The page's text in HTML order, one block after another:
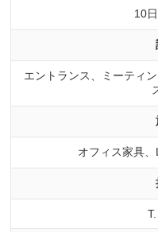
10
エントランス、ミーティ
オフィス家具